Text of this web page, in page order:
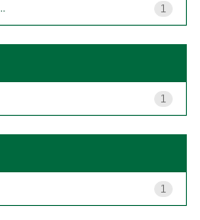
1
1
1